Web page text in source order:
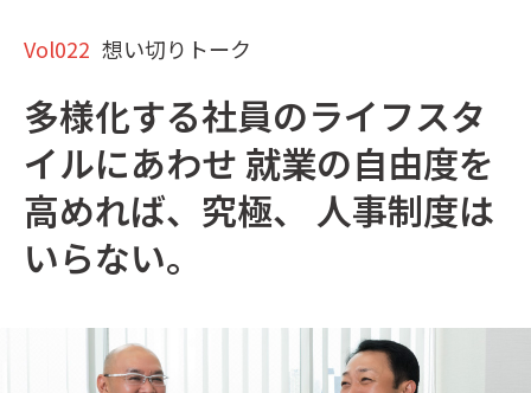
Vol022 想い切りトーク
多様化する社員のライフスタ
イルにあわせ 就業の自由度を
高めれば、究極、 人事制度は
いらない。